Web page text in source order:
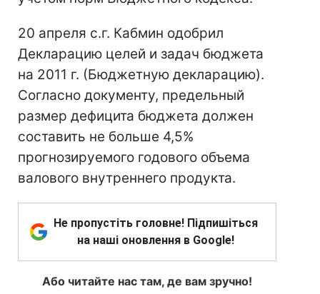
20 апреля с.г. Кабмин одобрил
Декларацию целей и задач бюджета
на 2011 г. (Бюджетную декларацию).
Согласно документу, предельный
размер дефицита бюджета должен
составить не больше 4,5%
прогнозируемого годового объема
валового внутреннего продукта.
Не пропустіть головне! Підпишіться
на наші оновлення в Google!
Або читайте нас там, де вам зручно!